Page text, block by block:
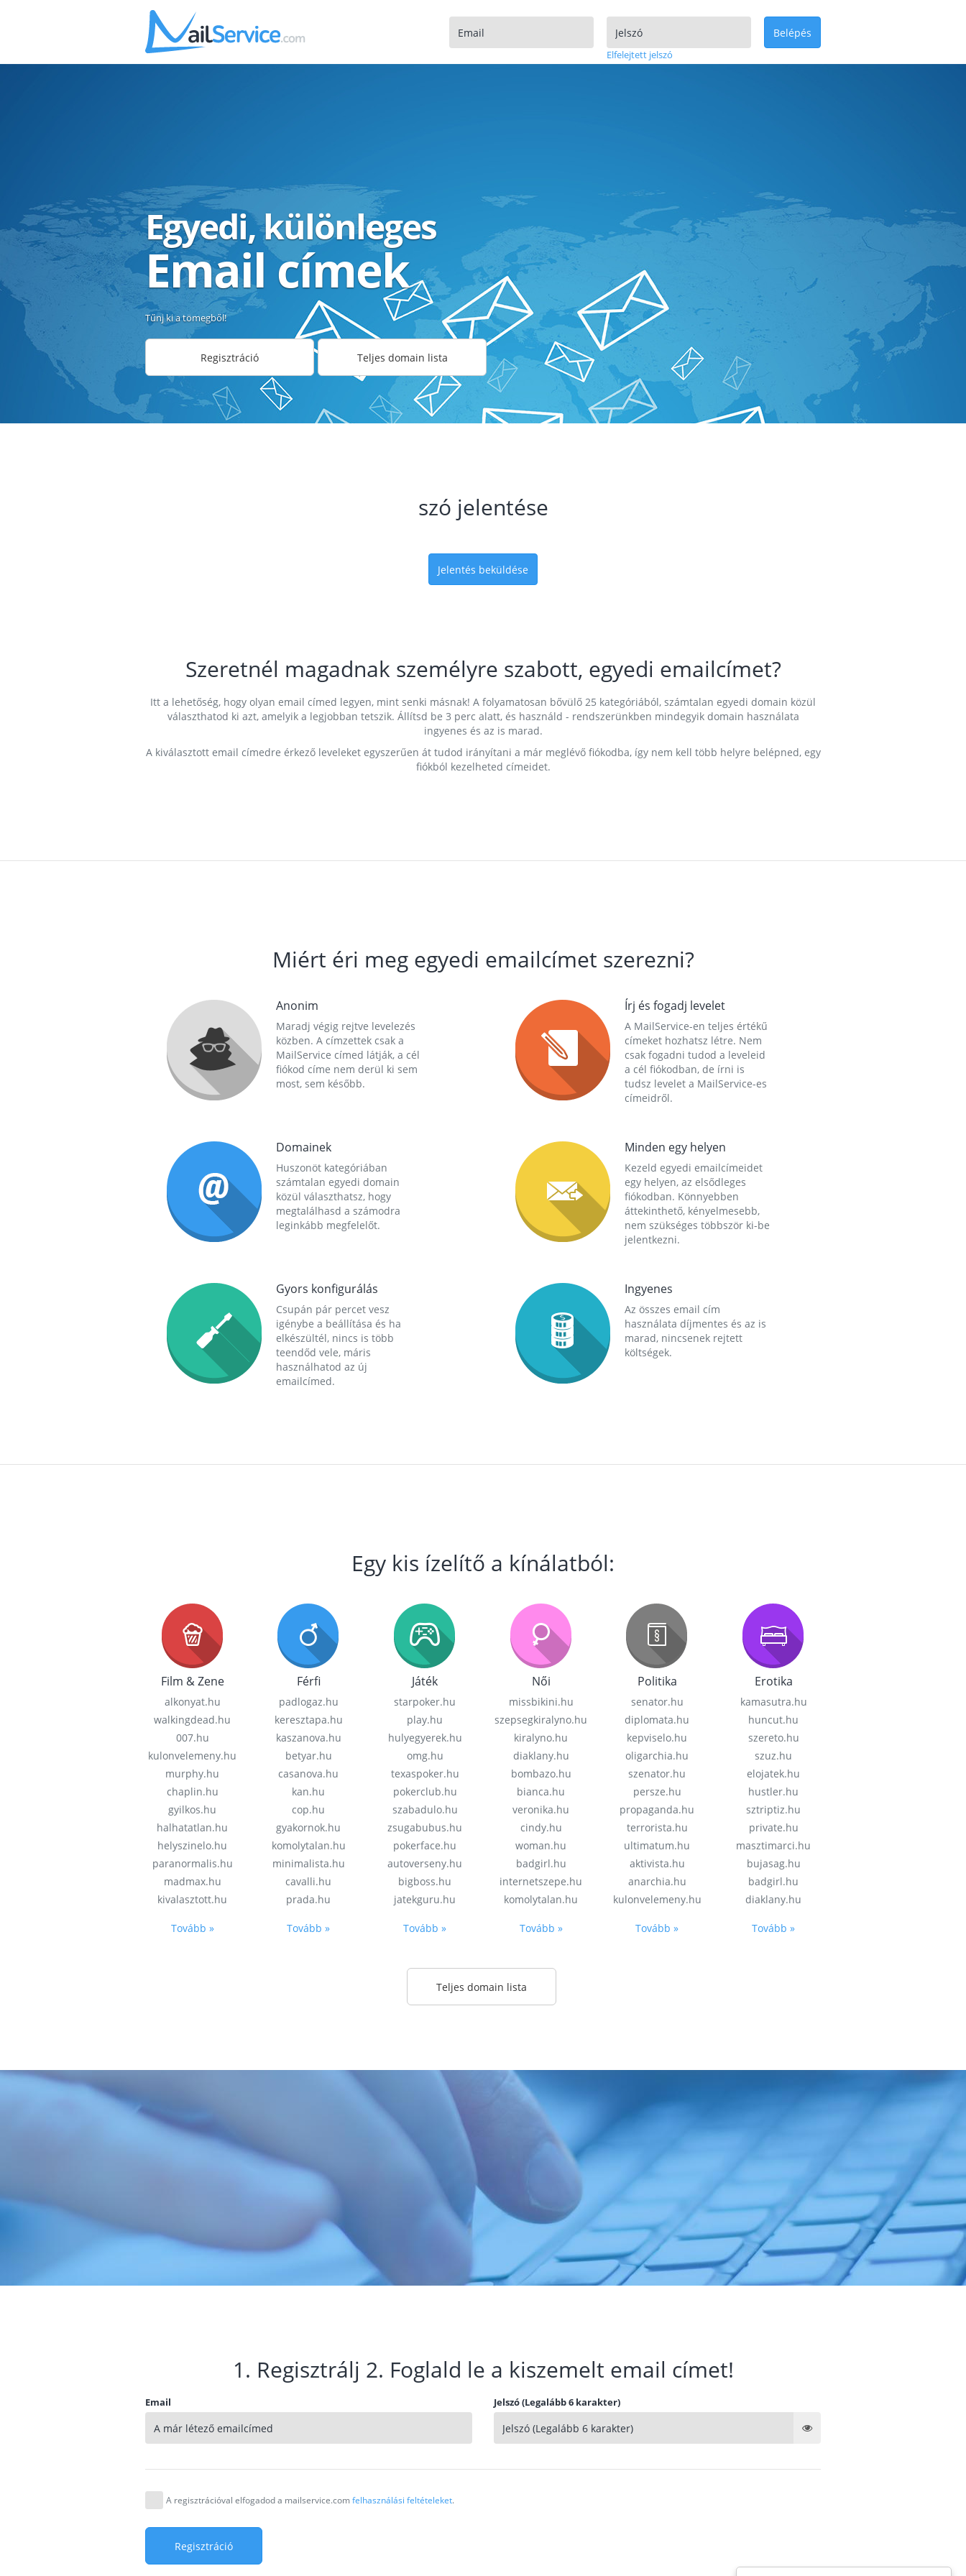
Elfelejtett jelszó
Belépés
Egyedi, különleges
Email címek
Tűnj ki a tömegből!
Regisztráció Teljes domain lista
szó jelentése
Jelentés beküldése
Szeretnél magadnak személyre szabott, egyedi emailcímet?
Itt a lehetőség, hogy olyan email címed legyen, mint senki másnak! A folyamatosan bővülő 25 kategóriából, számtalan egyedi domain közül
választhatod ki azt, amelyik a legjobban tetszik. Állítsd be 3 perc alatt, és használd - rendszerünkben mindegyik domain használata
ingyenes és az is marad.
A kiválasztott email címedre érkező leveleket egyszerűen át tudod irányítani a már meglévő fiókodba, így nem kell több helyre belépned, egy
fiókból kezelheted címeidet.
Miért éri meg egyedi emailcímet szerezni?
Anonim
Maradj végig rejtve levelezés
közben. A címzettek csak a
MailService címed látják, a cél
fiókod címe nem derül ki sem
most, sem később.
Írj és fogadj levelet
A MailService-en teljes értékű
címeket hozhatsz létre. Nem
csak fogadni tudod a leveleid
a cél fiókodban, de írni is
tudsz levelet a MailService-es
címeidről.
Domainek
Huszonöt kategóriában
számtalan egyedi domain
közül választhatsz, hogy
megtalálhasd a számodra
leginkább megfelelőt.
Minden egy helyen
Kezeld egyedi emailcímeidet
egy helyen, az elsődleges
fiókodban. Könnyebben
áttekinthető, kényelmesebb,
nem szükséges többször ki-be
jelentkezni.
Gyors konfigurálás
Csupán pár percet vesz
igénybe a beállítása és ha
elkészültél, nincs is több
teendőd vele, máris
használhatod az új
emailcímed.
Ingyenes
Az összes email cím
használata díjmentes és az is
marad, nincsenek rejtett
költségek.
Egy kis ízelítő a kínálatból:
Film & Zene
alkonyat.hu
walkingdead.hu
007.hu
kulonvelemeny.hu
murphy.hu
chaplin.hu
gyilkos.hu
halhatatlan.hu
helyszinelo.hu
paranormalis.hu
madmax.hu
kivalasztott.hu
Tovább »
Férfi
padlogaz.hu
keresztapa.hu
kaszanova.hu
betyar.hu
casanova.hu
kan.hu
cop.hu
gyakornok.hu
komolytalan.hu
minimalista.hu
cavalli.hu
prada.hu
Tovább »
Játék
starpoker.hu
play.hu
hulyegyerek.hu
omg.hu
texaspoker.hu
pokerclub.hu
szabadulo.hu
zsugabubus.hu
pokerface.hu
autoverseny.hu
bigboss.hu
jatekguru.hu
Tovább »
Női
missbikini.hu
szepsegkiralyno.hu
kiralyno.hu
diaklany.hu
bombazo.hu
bianca.hu
veronika.hu
cindy.hu
woman.hu
badgirl.hu
internetszepe.hu
komolytalan.hu
Tovább »
Politika
senator.hu
diplomata.hu
kepviselo.hu
oligarchia.hu
szenator.hu
persze.hu
propaganda.hu
terrorista.hu
ultimatum.hu
aktivista.hu
anarchia.hu
kulonvelemeny.hu
Tovább »
Erotika
kamasutra.hu
huncut.hu
szereto.hu
szuz.hu
elojatek.hu
hustler.hu
sztriptiz.hu
private.hu
masztimarci.hu
bujasag.hu
badgirl.hu
diaklany.hu
Tovább »
Teljes domain lista
1. Regisztrálj 2. Foglald le a kiszemelt email címet!
Email Jelszó (Legalább 6 karakter)
A regisztrációval elfogadod a mailservice.comfelhasználási feltételeket.
Regisztráció